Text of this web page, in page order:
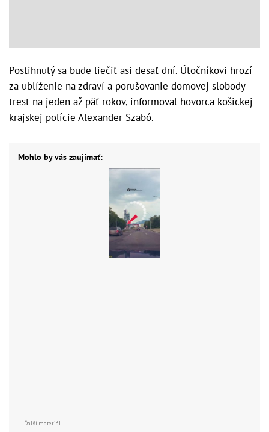
Postihnutý sa bude liečiť asi desať dní. Útočníkovi hrozí
za ublíženie na zdraví a porušovanie domovej slobody
trest na jeden až päť rokov, informoval hovorca košickej
krajskej polície Alexander Szabó.
Mohlo by vás zaujímať: